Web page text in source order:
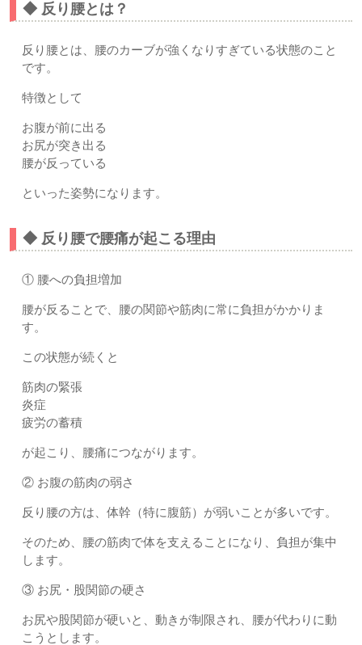
◆ 反り腰とは？
反り腰とは、腰のカーブが強くなりすぎている状態のこと
です。
特徴として
お腹が前に出る
お尻が突き出る
腰が反っている
といった姿勢になります。
◆ 反り腰で腰痛が起こる理由
① 腰への負担増加
腰が反ることで、腰の関節や筋肉に常に負担がかかりま
す。
この状態が続くと
筋肉の緊張
炎症
疲労の蓄積
が起こり、腰痛につながります。
② お腹の筋肉の弱さ
反り腰の方は、体幹（特に腹筋）が弱いことが多いです。
そのため、腰の筋肉で体を支えることになり、負担が集中
します。
③ お尻・股関節の硬さ
お尻や股関節が硬いと、動きが制限され、腰が代わりに動
こうとします。